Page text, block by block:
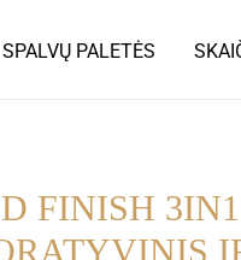
SPALVŲ PALETĖS
FINISH